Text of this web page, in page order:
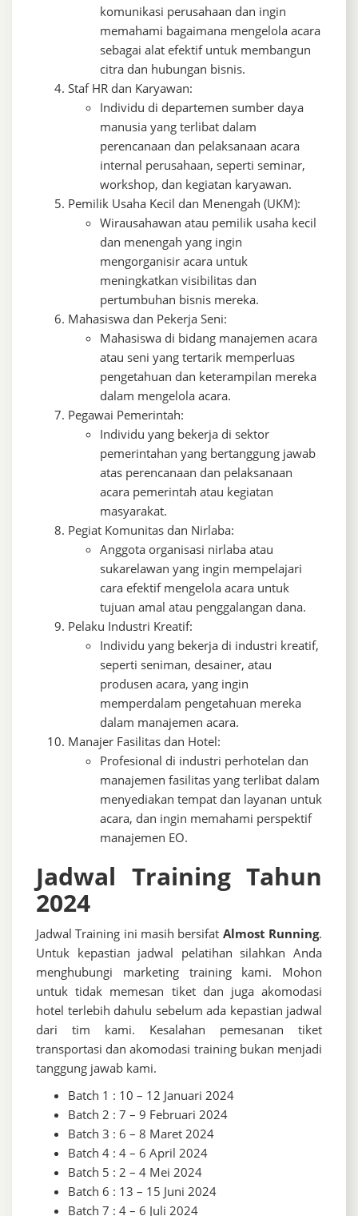
komunikasi perusahaan dan ingin
memahami bagaimana mengelola acara
sebagai alat efektif untuk membangun
citra dan hubungan bisnis.
Staf HR dan Karyawan:
Individu di departemen sumber daya
manusia yang terlibat dalam
perencanaan dan pelaksanaan acara
internal perusahaan, seperti seminar,
workshop, dan kegiatan karyawan.
Pemilik Usaha Kecil dan Menengah (UKM):
Wirausahawan atau pemilik usaha kecil
dan menengah yang ingin
mengorganisir acara untuk
meningkatkan visibilitas dan
pertumbuhan bisnis mereka.
Mahasiswa dan Pekerja Seni:
Mahasiswa di bidang manajemen acara
atau seni yang tertarik memperluas
pengetahuan dan keterampilan mereka
dalam mengelola acara.
Pegawai Pemerintah:
Individu yang bekerja di sektor
pemerintahan yang bertanggung jawab
atas perencanaan dan pelaksanaan
acara pemerintah atau kegiatan
masyarakat.
Pegiat Komunitas dan Nirlaba:
Anggota organisasi nirlaba atau
sukarelawan yang ingin mempelajari
cara efektif mengelola acara untuk
tujuan amal atau penggalangan dana.
Pelaku Industri Kreatif:
Individu yang bekerja di industri kreatif,
seperti seniman, desainer, atau
produsen acara, yang ingin
memperdalam pengetahuan mereka
dalam manajemen acara.
Manajer Fasilitas dan Hotel:
Profesional di industri perhotelan dan
manajemen fasilitas yang terlibat dalam
menyediakan tempat dan layanan untuk
acara, dan ingin memahami perspektif
manajemen EO.
Jadwal Training Tahun
2024
Jadwal Training ini masih bersifat Almost Running.
Untuk kepastian jadwal pelatihan silahkan Anda
menghubungi marketing training kami. Mohon
untuk tidak memesan tiket dan juga akomodasi
hotel terlebih dahulu sebelum ada kepastian jadwal
dari tim kami. Kesalahan pemesanan tiket
transportasi dan akomodasi training bukan menjadi
tanggung jawab kami.
Batch 1 : 10 – 12 Januari 2024
Batch 2 : 7 – 9 Februari 2024
Batch 3 : 6 – 8 Maret 2024
Batch 4 : 4 – 6 April 2024
Batch 5 : 2 – 4 Mei 2024
Batch 6 : 13 – 15 Juni 2024
Batch 7 : 4 – 6 Juli 2024